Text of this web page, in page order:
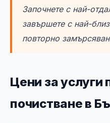
Започнете с най-
завършете с най-
повторно
Цени за услуги
почистване в